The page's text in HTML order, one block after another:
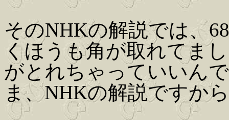
そのNHKの解説では、
くほうも角が取れてま
がとれちゃっていいん
ま、NHKの解説ですか